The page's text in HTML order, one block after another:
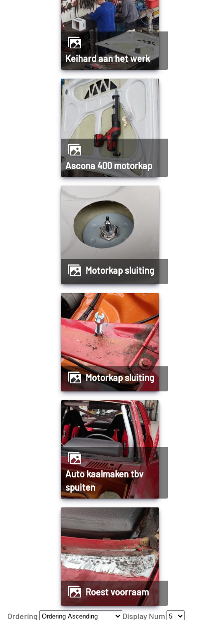
Keihard aan het werk
Ascona 400 motorkap
Motorkap sluiting
Motorkap sluiting
Auto kaalmaken tbv
spuiten
Roest voorraam
Ordering Display Num